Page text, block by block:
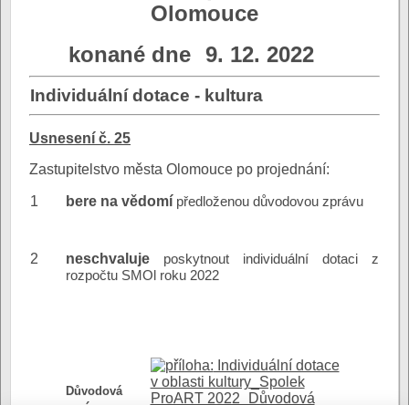
Olomouce
konané dne 9. 12. 2022
Individuální dotace - kultura
Usnesení č. 25
Zastupitelstvo města Olomouce po projednání:
1 bere na vědomí předloženou důvodovou zprávu
2 neschvaluje poskytnout individuální dotaci z
rozpočtu SMOl roku 2022
Důvodová
Individuální dotace
v oblasti kultury_Spolek
ProART 2022_Důvodová